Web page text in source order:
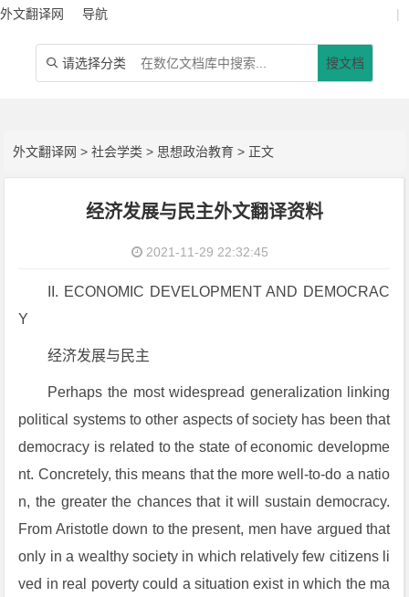
外文翻译网 导航 |
 请选择分类 搜文档
外文翻译网 >社会学类 > 思想政治教育 > 正文
经济发展与民主外文翻译资料
2021-11-29 22:32:45
II. ECONOMIC DEVELOPMENT AND DEMOCRAC
Y
经济发展与民主
Perhaps the most widespread generalization linking
political systems to other aspects of society has been that
democracy is related to the state of economic developme
nt. Concretely, this means that the more well-to-do a natio
n, the greater the chances that it will sustain democracy.
From Aristotle down to the present, men have argued that
only in a wealthy society in which relatively few citizens li
ved in real poverty could a situation exist in which the ma